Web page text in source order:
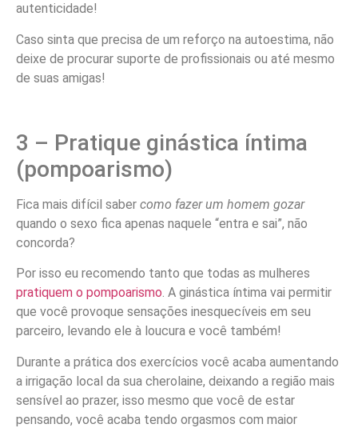
autenticidade!
Caso sinta que precisa de um reforço na autoestima, não
deixe de procurar suporte de profissionais ou até mesmo
de suas amigas!
3 – Pratique ginástica íntima
(pompoarismo)
Fica mais difícil saber como fazer um homem gozar
quando o sexo fica apenas naquele “entra e sai”, não
concorda?
Por isso eu recomendo tanto que todas as mulheres
pratiquem o pompoarismo. A ginástica íntima vai permitir
que você provoque sensações inesquecíveis em seu
parceiro, levando ele à loucura e você também!
Durante a prática dos exercícios você acaba aumentando
a irrigação local da sua cherolaine, deixando a região mais
sensível ao prazer, isso mesmo que você de estar
pensando, você acaba tendo orgasmos com maior